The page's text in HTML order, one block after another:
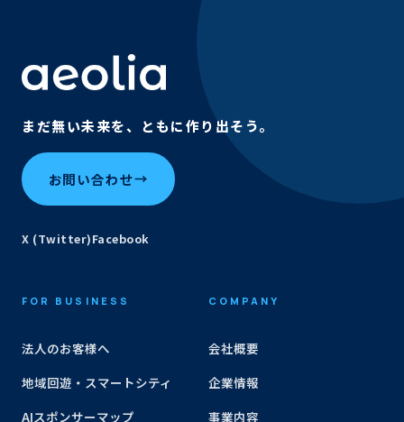
まだ無い未来を、ともに作り出そう。
お問い合わせ→
X (Twitter)Facebook
FOR BUSINESS
法人のお客様へ
地域回遊・スマートシティ
AIスポンサーマップ
COMPANY
会社概要
企業情報
事業内容